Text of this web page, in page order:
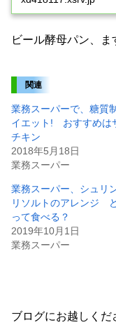
ビール酵母パン、ま
関連
業務スーパーで、糖質
イエット! おすすめは
チキン
2018年5月18日
業務スーパー
業務スーパー、シュリ
リソルトのアレンジ
って食べる？
2019年10月1日
業務スーパー
ブログにお越しくだ